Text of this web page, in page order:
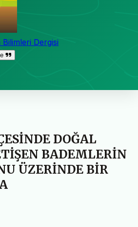
Bilimleri Dergisi
DOĞAL
BADEMLERİN
ÜZERİNDE BİR